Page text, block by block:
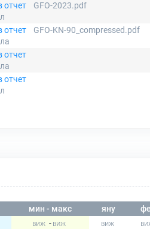
отчет
GFO-2023.pdf
отчет
GFO-KN-90_compressed.pdf
отчет
отчет
мин - макс яну
-